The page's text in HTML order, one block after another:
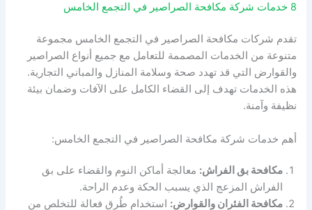
8 خدمات شركة مكافحة الصراصير في التجمع الخامس
تقدم شركات مكافحة الصراصير في التجمع الخامس مجموعة
متنوعة من الخدمات المصممة للتعامل مع جميع أنواع الصراصير
والقوارض التي قد تهدد صحة وسلامة المنازل والمباني التجارية.
هذه الخدمات تهدف إلى القضاء الكامل على الآفات وضمان بيئة
نظيفة وآمنة.
أهم خدمات شركة مكافحة الصراصير في التجمع الخامس:
مكافحة بق الفراش: معالجة أماكن النوم والقضاء على بق
الفراش المزعج الذي يسبب الحكة وعدم الراحة.
مكافحة الفئران والقوارض: استخدام طُرق فعالة للتخلص من